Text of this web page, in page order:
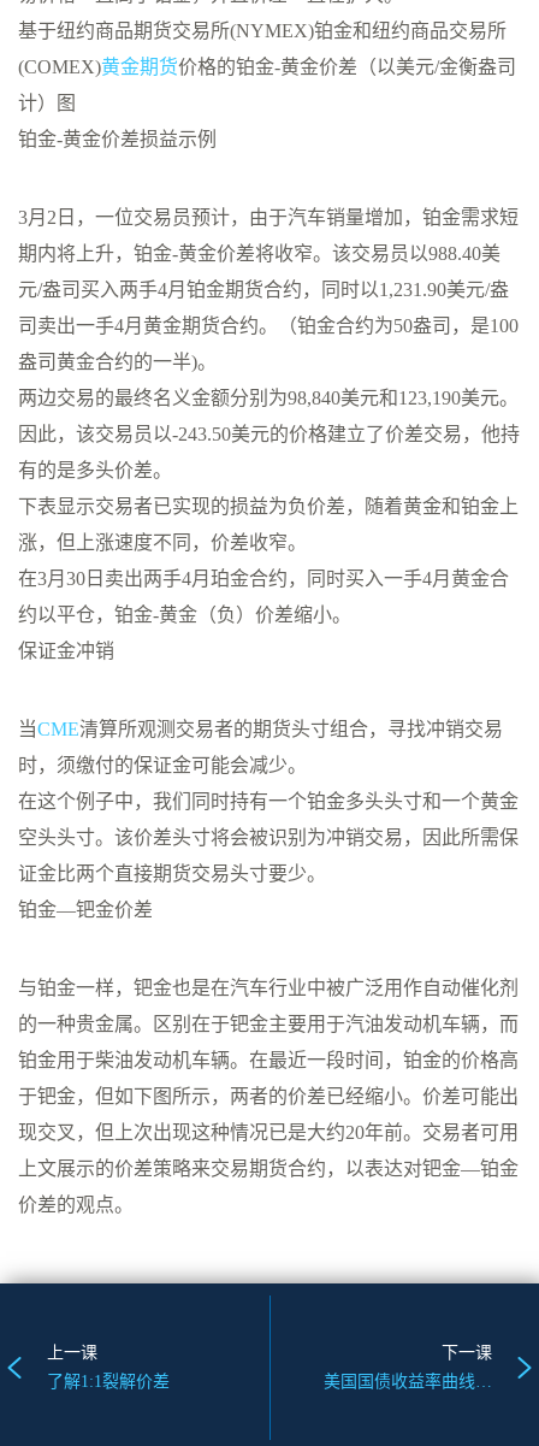
基于纽约商品期货交易所(NYMEX)铂金和纽约商品交易所
(COMEX)黄金期货价格的铂金-黄金价差（以美元/金衡盎司
计）图
铂金-黄金价差损益示例
3月2日，一位交易员预计，由于汽车销量增加，铂金需求短
期内将上升，铂金-黄金价差将收窄。该交易员以988.40美
元/盎司买入两手4月铂金期货合约，同时以1,231.90美元/盎
司卖出一手4月黄金期货合约。（铂金合约为50盎司，是100
盎司黄金合约的一半)。
两边交易的最终名义金额分别为98,840美元和123,190美元。
因此，该交易员以-243.50美元的价格建立了价差交易，他持
有的是多头价差。
下表显示交易者已实现的损益为负价差，随着黄金和铂金上
涨，但上涨速度不同，价差收窄。
在3月30日卖出两手4月珀金合约，同时买入一手4月黄金合
约以平仓，铂金-黄金（负）价差缩小。
保证金冲销
当CME清算所观测交易者的期货头寸组合，寻找冲销交易
时，须缴付的保证金可能会减少。
在这个例子中，我们同时持有一个铂金多头头寸和一个黄金
空头头寸。该价差头寸将会被识别为冲销交易，因此所需保
证金比两个直接期货交易头寸要少。
铂金—钯金价差
与铂金一样，钯金也是在汽车行业中被广泛用作自动催化剂
的一种贵金属。区别在于钯金主要用于汽油发动机车辆，而
铂金用于柴油发动机车辆。在最近一段时间，铂金的价格高
于钯金，但如下图所示，两者的价差已经缩小。价差可能出
现交叉，但上次出现这种情况已是大约20年前。交易者可用
上文展示的价差策略来交易期货合约，以表达对钯金—铂金
价差的观点。
上一课
了解1:1裂解价差
下一课
美国国债收益率曲线价差交易